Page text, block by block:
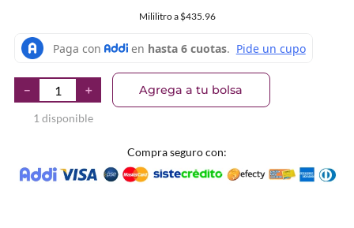
Mililitroa $435.96
＋
－
1 disponible
Agrega a tu bolsa
Compra seguro con: